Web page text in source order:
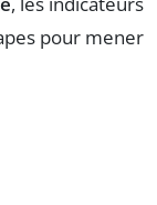
pour mener